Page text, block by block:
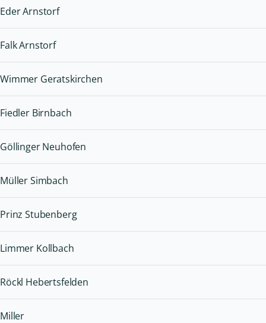
Eder Arnstorf
Falk Arnstorf
Wimmer Geratskirchen
Fiedler Birnbach
Göllinger Neuhofen
Müller Simbach
Prinz Stubenberg
Limmer Kollbach
Röckl Hebertsfelden
Miller